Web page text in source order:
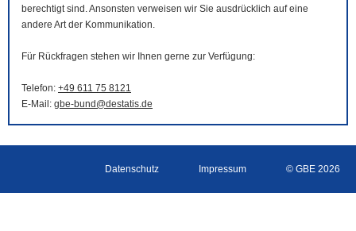
berechtigt sind. Ansonsten verweisen wir Sie ausdrücklich auf eine
andere Art der Kommunikation.
Für Rückfragen stehen wir Ihnen gerne zur Verfügung:
Telefon: +49 611 75 8121
E-Mail : gbe-bund@destatis.de
Datenschutz Impressum © GBE 2026